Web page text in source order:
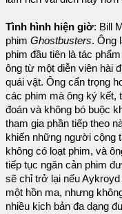
Tình hình hiện giờ: Bill
phim Ghostbusters. Ông
phim đầu tiên là tác
ông từ một diễn viên hài
quái vật. Ông cẩn trọng
các phim mà ông ký kết,
đoán và không bó buộc
tham gia phần tiếp theo
khiến những người cộng
không có loạt phim, và
tiếp tục ngăn cản phim
sẽ chỉ trở lại nếu
một hồn ma, nhưng
nhiều kịch bản đa dạng